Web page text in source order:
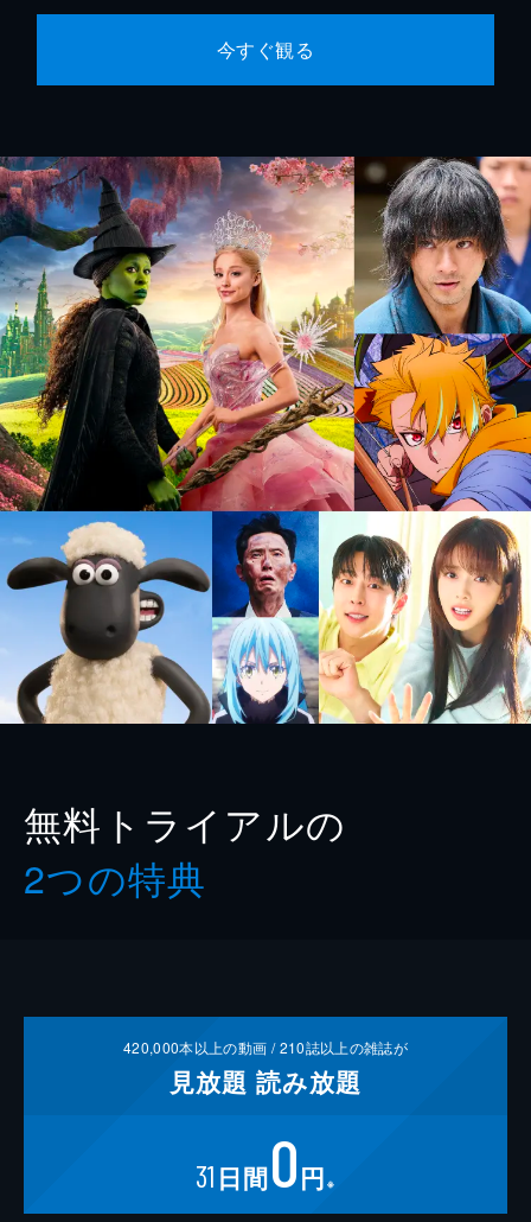
今すぐ観る
無料トライアルの
2つの特典
420,000本以上の動画 /210誌以上の雑誌が
見放題 読み放題
31 日間0円 ※